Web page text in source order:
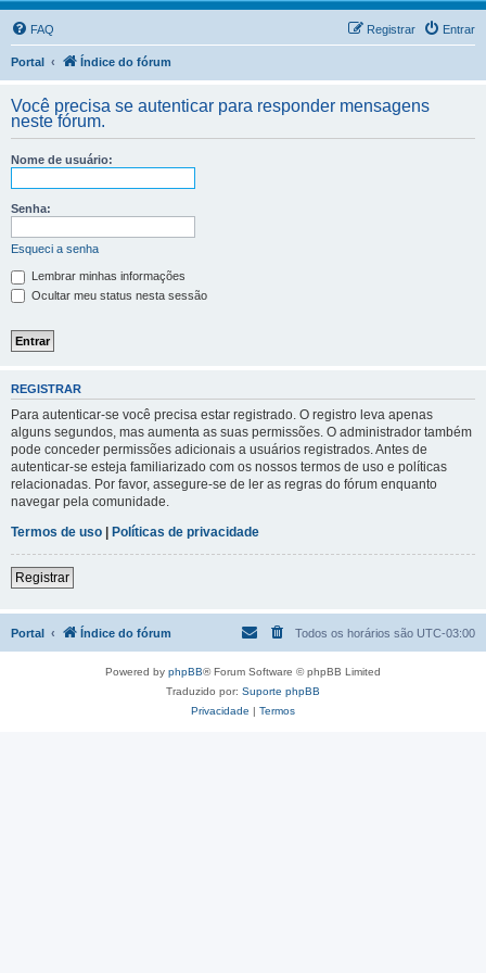
FAQ Entrar
Registrar
Portal Índice do fórum
Você precisa se autenticar para responder mensagens
neste fórum.
Nome de usuário:
Senha:
Esqueci a senha
Lembrar minhas informações
Ocultar meu status nesta sessão
REGISTRAR
Para autenticar-se você precisa estar registrado. O registro leva apenas
alguns segundos, mas aumenta as suas permissões. O administrador também
pode conceder permissões adicionais a usuários registrados. Antes de
autenticar-se esteja familiarizado com os nossos termos de uso e políticas
relacionadas. Por favor, assegure-se de ler as regras do fórum enquanto
navegar pela comunidade.
Termos de uso | Políticas de privacidade
Registrar
Portal Índice do fórum Todos os horários são UTC-03:00
Powered by phpBB® Forum Software © phpBB Limited
Traduzido por: Suporte phpBB
Privacidade | Termos